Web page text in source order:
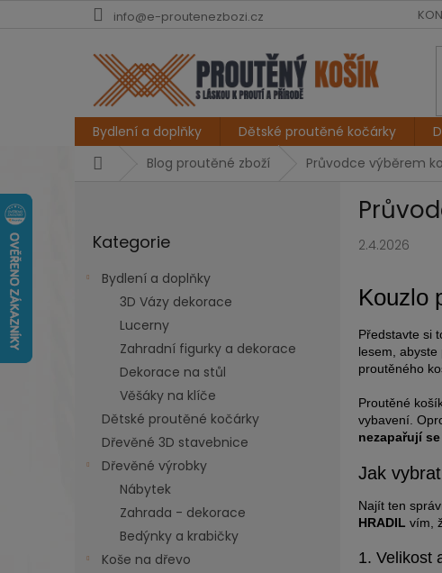
info@e-proutenezbozi.cz
Bydlení a doplňky Dětské proutěné kočárky
DomůBlog proutěné zboží Průvodce výběrem
kategorie
Kategorie
Bydlení a doplňky
3D Vázy dekorace
Lucerny
Zahradní figurky a dekorace
Dekorace na stůl
Věšáky na klíče
Dětské proutěné kočárky
Dřevěné 3D stavebnice
Dřevěné výrobky
Nábytek
Zahrada - dekorace
Bedýnky a krabičky
Koše na dřevo
2.4.2026
Kouzlo
Představte si
lesem,
proutěného
Proutěné
vybavení.
nezapařují se
Jak
Najít ten
HRADIL vím,
1. Velikost